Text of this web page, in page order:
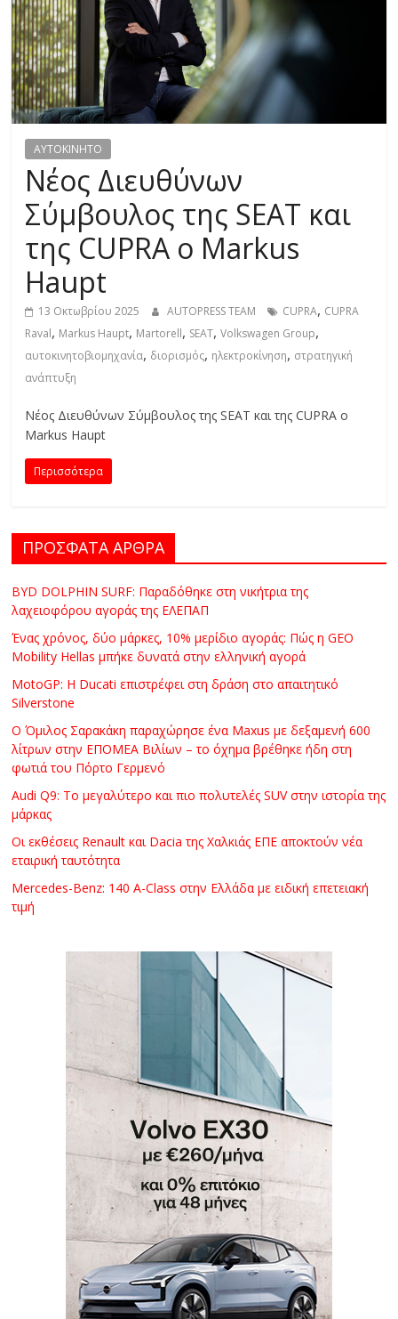
R
E
S
S
&
M
R
AYTOKINHTO
Νέος Διευθύνων
Σύμβουλος της SEAT και
της CUPRA ο Markus
Haupt
13 Οκτωβρίου 2025 AUTOPRESS TEAM CUPRA, CUPRA
Raval, Markus Haupt, Martorell, SEAT,Volkswagen Group,
αυτοκινητοβιομηχανία, διορισμός, ηλεκτροκίνηση, στρατηγική
ανάπτυξη
Νέος Διευθύνων Σύμβουλος της SEAT και της CUPRA ο
Markus Haupt
Περισσότερα
ΠΡΟΣΦΑΤΑ ΑΡΘΡΑ
BYD DOLPHIN SURF: Παραδόθηκε στη νικήτρια της
λαχειοφόρου αγοράς της ΕΛΕΠΑΠ
Ένας χρόνος, δύο μάρκες, 10% μερίδιο αγοράς: Πώς η GEO
Mobility Hellas μπήκε δυνατά στην ελληνική αγορά
MotoGP: Η Ducati επιστρέφει στη δράση στο απαιτητικό
Silverstone
Ο Όμιλος Σαρακάκη παραχώρησε ένα Maxus με δεξαμενή 600
λίτρων στην ΕΠΟΜΕΑ Βιλίων – το όχημα βρέθηκε ήδη στη
φωτιά του Πόρτο Γερμενό
Audi Q9: Το μεγαλύτερο και πιο πολυτελές SUV στην ιστορία της
μάρκας
Οι εκθέσεις Renault και Dacia της Χαλκιάς ΕΠΕ αποκτούν νέα
εταιρική ταυτότητα
Mercedes-Benz: 140 A-Class στην Ελλάδα με ειδική επετειακή
τιμή